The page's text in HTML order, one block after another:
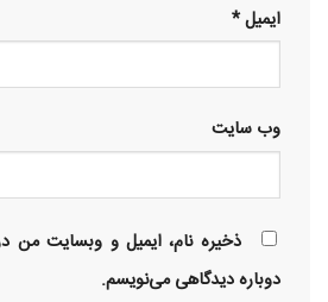
ایمیل*
وب‌ سایت
ذخیره نام، ایمیل و وبسایت من
دوباره دیدگاهی می‌نویسم.